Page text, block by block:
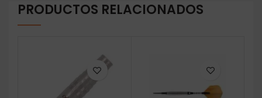
PRODUCTOS RELACIONADOS